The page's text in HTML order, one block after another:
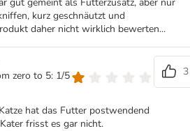
kurz geschnäutzt und
daher nicht wirklich bewerten...
zero to 5: 1/5
3
hat das Futter postwendend
frisst es gar nicht.